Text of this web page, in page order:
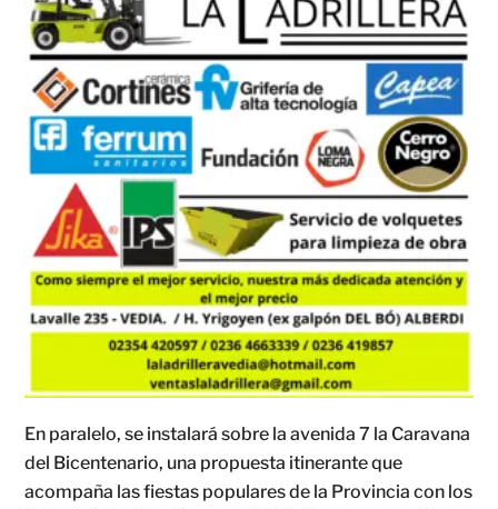
En paralelo, se instalará sobre la avenida 7 la Caravana
del Bicentenario, una propuesta itinerante que
acompaña las fiestas populares de la Provincia con los